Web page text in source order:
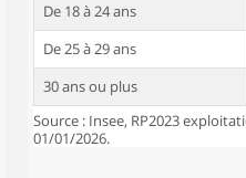
De 18 à 24 ans
De 25 à 29 ans
30 ans ou plus
Source : Insee, RP2023
01/01/2026.